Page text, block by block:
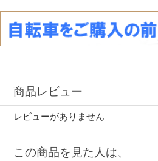
商品レビュー
レビューがありません
この商品を見た人は、